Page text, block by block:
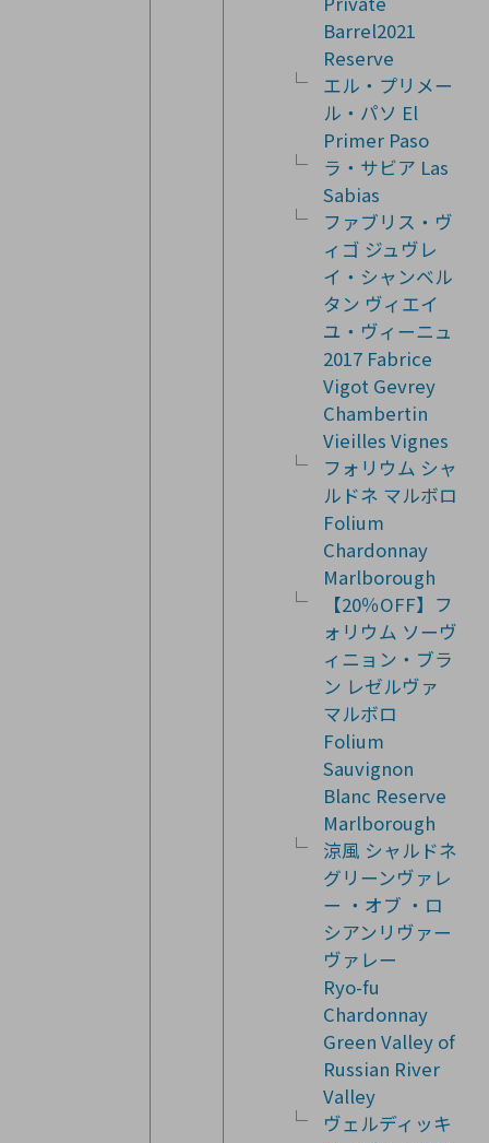
Barrel2021
Reserve
エル・プリメー
ル・パソ El
Primer Paso
ラ・サビア Las
Sabias
ファブリス・ヴ
ィゴ ジュヴレ
イ・シャンベル
タン ヴィエイ
ユ・ヴィーニュ
2017 Fabrice
Vigot Gevrey
Chambertin
Vieilles Vignes
フォリウム シャ
ルドネ マルボロ
Folium
Chardonnay
Marlborough
【20％OFF】フ
ォリウム ソーヴ
ィニョン・ブラ
ン レゼルヴァ
マルボロ
Folium
Sauvignon
Blanc Reserve
Marlborough
涼風 シャルドネ
グリーンヴァレ
ー ・オブ ・ロ
シアンリヴァー
ヴァレー
Ryo-fu
Chardonnay
Green Valley of
Russian River
Valley
ヴェルディッキ